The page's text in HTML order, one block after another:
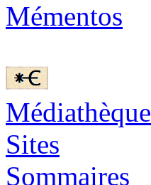
Mémentos
Médiathèque
Sites
Sommaires